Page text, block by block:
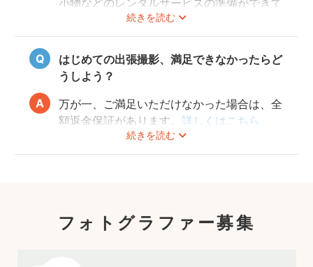
続きを読む
おりませんので、お客様ご自身にご用意をお
願いしております。
はじめての出張撮影、満足できなかったらど
うしよう？
続きを読む
万が一、ご満足いただけなかった場合は、全
額返金保証があります。詳しくはこちら
フォトグラファー募集